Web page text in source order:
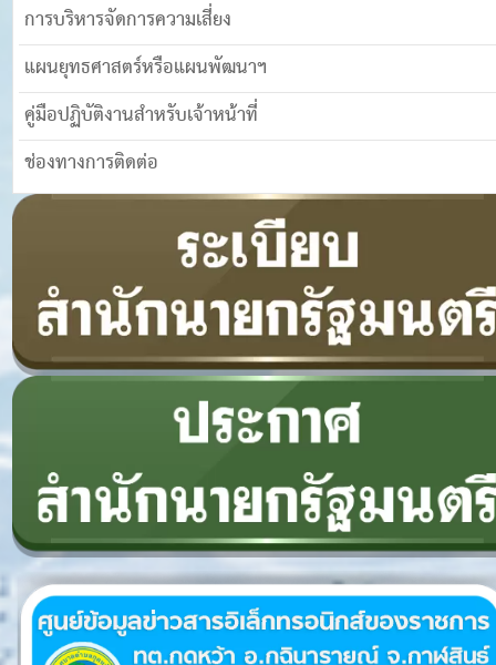
การบริหารจัดการความเสี่ยง
แผนยุทธศาสตร์หรือแผนพัฒนาฯ
คู่มือปฏิบัติงานสำหรับเจ้าหน้าที่
ช่องทางการติดต่อ